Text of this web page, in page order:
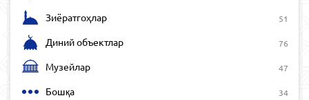
Зиёратгоҳлар 51
Диний объектлар 76
Музейлар 47
Бошқа 34